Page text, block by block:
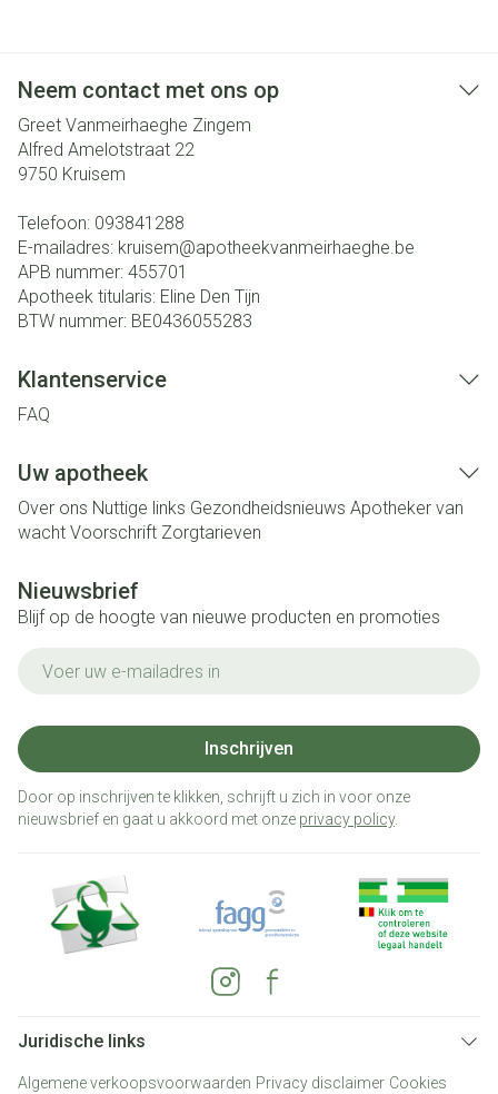
Neem contact met ons op
Greet Vanmeirhaeghe Zingem
Alfred Amelotstraat 22
9750 Kruisem
Telefoon: 093841288
E-mailadres: kruisem@apotheekvanmeirhaeghe.be
APB nummer: 455701
Apotheek titularis: Eline Den Tijn
BTW nummer: BE0436055283
Klantenservice
FAQ
Uw apotheek
Over ons Nuttige links Gezondheidsnieuws Apotheker van
wacht Voorschrift Zorgtarieven
Nieuwsbrief
Blijf op de hoogte van nieuwe producten en promoties
Inschrijven
Door op inschrijven te klikken, schrijft u zich in voor onze
nieuwsbrief en gaat u akkoord met onze privacy policy.
Juridische links
Algemene verkoopsvoorwaarden Privacy disclaimer Cookies